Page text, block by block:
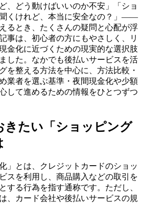
、どう動けばいいのか不安」「ショ
くけれど、本当に安全なの？」——
るとき、たくさんの疑問と心配が浮
事は、初心者の方にもやさしく、リ
金化に近づくための現実的な選択肢
した。なかでも後払いサービスを活
を整える方法を中心に、方法比較・
業者を選ぶ基準・夜間現金化や少額
して進めるための情報をひとつずつ
きたい「ショッピング
」とは、クレジットカードのショッ
スを利用し、商品購入などの取引を
する行為を指す通称です。ただし、
、カード会社や後払いサービスの規